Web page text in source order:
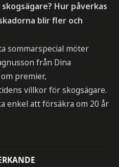
Hur påverkas
blir fler och
sommarspecial möter
från Dina
premier,
villkor för skogsägare.
enkel att försäkra om 20 år